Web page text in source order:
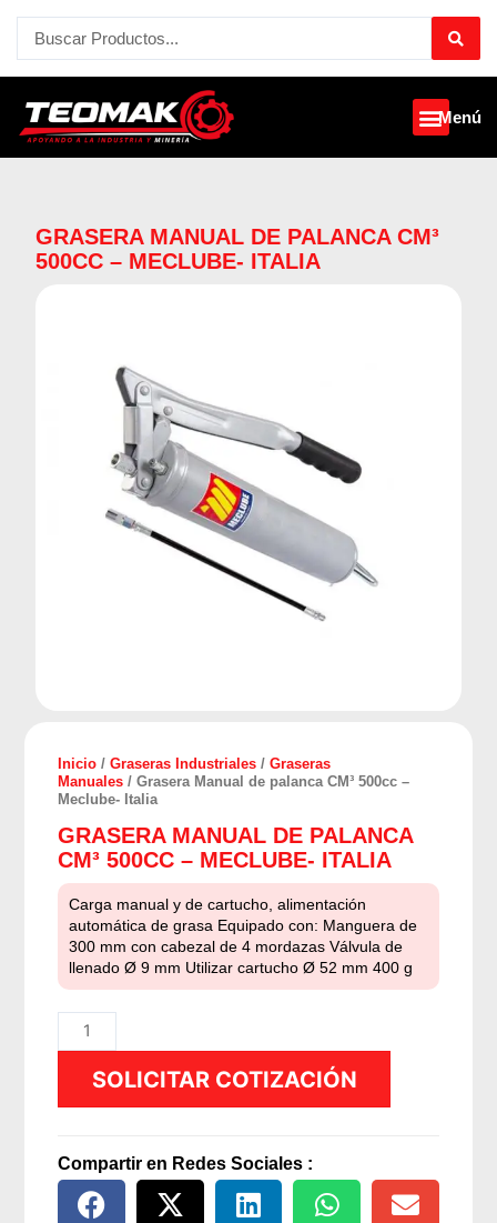
contenido
Search
...
Menú
GRASERA MANUAL DE PALANCA CM³
500CC – MECLUBE- ITALIA
Inicio /Graseras Industriales /Graseras
Manuales / Grasera Manual de palanca CM³ 500cc –
Meclube- Italia
GRASERA MANUAL DE PALANCA
CM³ 500CC – MECLUBE- ITALIA
Carga manual y de cartucho, alimentación
automática de grasa Equipado con: Manguera de
300 mm con cabezal de 4 mordazas Válvula de
llenado Ø 9 mm Utilizar cartucho Ø 52 mm 400 g
Grasera
Manual
palanca
500cc
-
Meclube-
SOLICITAR COTIZACIÓN
Compartir en Redes Sociales :